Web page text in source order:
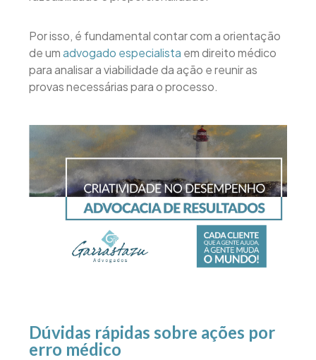
Por isso, é fundamental contar com a orientação
de umadvogado especialista em direito médico
para analisar a viabilidade da ação e reunir as
provas necessárias para o processo.
Dúvidas rápidas sobre ações por
erro médico